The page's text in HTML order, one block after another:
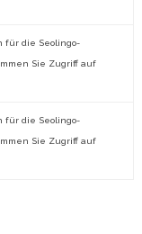
für die Seolingo-
Sie Zugriff auf
für die Seolingo-
Sie Zugriff auf